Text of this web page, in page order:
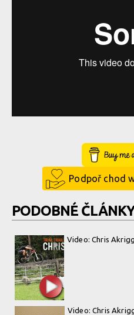
Buy
Podpoř chod
PODOBNÉ
Video: Chris
Video: Chris